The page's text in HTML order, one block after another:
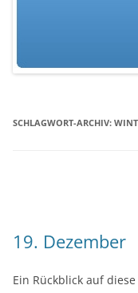
SCHLAGWORT-ARCHIV:
19. Dezember
Ein Rückblick auf